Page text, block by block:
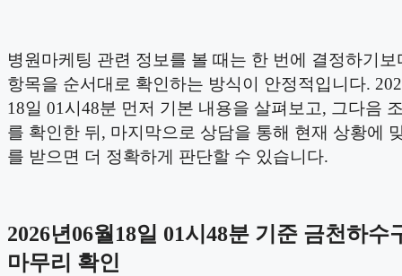
병원마케팅 관련 정보를 볼 때는 한 번에 결정하기보
항목을 순서대로 확인하는 방식이 안정적입니다.
18일 01시48분 먼저 기본 내용을 살펴보고, 그다음
를 확인한 뒤, 마지막으로 상담을 통해 현재 상황에
를 받으면 더 정확하게 판단할 수 있습니다.
2026년06월18일 01시48분 기준 금천하수
마무리 확인